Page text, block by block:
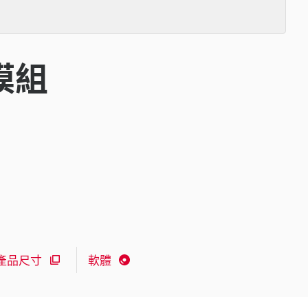
組
品尺寸 軟體